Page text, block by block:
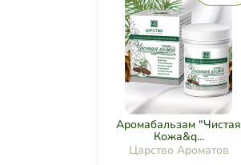
Аромабальзам "Чистая
Кожа&q...
Царство Ароматов